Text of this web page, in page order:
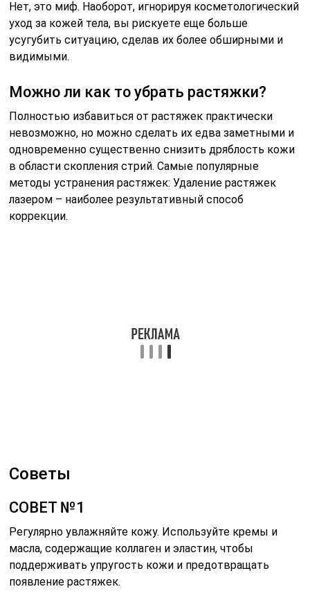
масла, содержащие коллаген и эластин, чтобы
поддерживать упругость кожи и предотвращать
улучшению состояния кожи.
СОВЕТ №3
Занимайтесь физической активностью. Упражнения,
такие как силовые тренировки и кардио, помогают
поддерживать нормальный вес и тонус мышц, что
может снизить риск появления растяжек.